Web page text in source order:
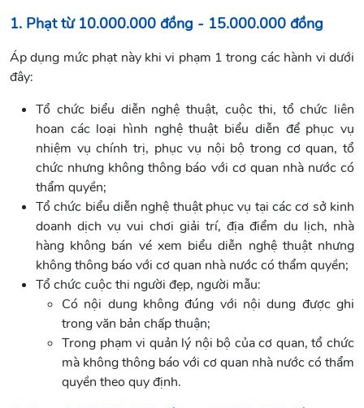
1. Phạt từ 10.000.000 đồng - 15.000.000 đồng
Áp dụng mức phạt này khi vi phạm 1 trong các hành vi dưới
đây:
Tổ chức biểu diễn nghệ thuật, cuộc thi, tổ chức liên
hoan các loại hình nghệ thuật biểu diễn để phục vụ
nhiệm vụ chính trị, phục vụ nội bộ trong cơ quan, tổ
chức nhưng không thông báo với cơ quan nhà nước có
thẩm quyền;
Tổ chức biểu diễn nghệ thuật phục vụ tại các cơ sở kinh
doanh dịch vụ vui chơi giải trí, địa điểm du lịch, nhà
hàng không bán vé xem biểu diễn nghệ thuật nhưng
không thông báo với cơ quan nhà nước có thẩm quyền;
Tổ chức cuộc thi người đẹp, người mẫu:
Có nội dung không đúng với nội dung được ghi
trong văn bản chấp thuận;
Trong phạm vi quản lý nội bộ của cơ quan, tổ chức
mà không thông báo với cơ quan nhà nước có thẩm
quyền theo quy định.